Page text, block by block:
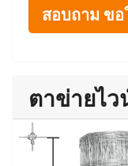
สอบถาม ขอ
ตาข่ายไ